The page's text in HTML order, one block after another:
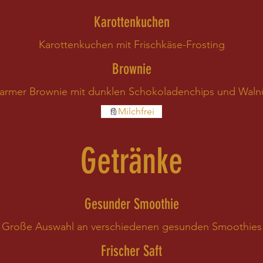
Karottenkuchen
Karottenkuchen mit Frischkäse-Frosting
Brownie
Brownie mit dunklen Schokoladenchips und
Milchfrei
Getränke
Gesunder Smoothie
Große Auswahl an verschiedenen gesunden Smoothies
Frischer Saft